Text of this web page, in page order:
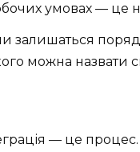
умовах — це
залишаться
можна назвати
— це